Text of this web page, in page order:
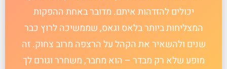
יכולים להזדהות איתם. מדובר באחת ההפקות
המצליחות ביותר בלאס וגאס, שממשיכה לרוץ כבר
שנים ולהשאיר את הקהל על הרצפה מרוב צחוק. זה
מופע שלא רק מבדר – הוא מחבר, משחרר וגורם לך